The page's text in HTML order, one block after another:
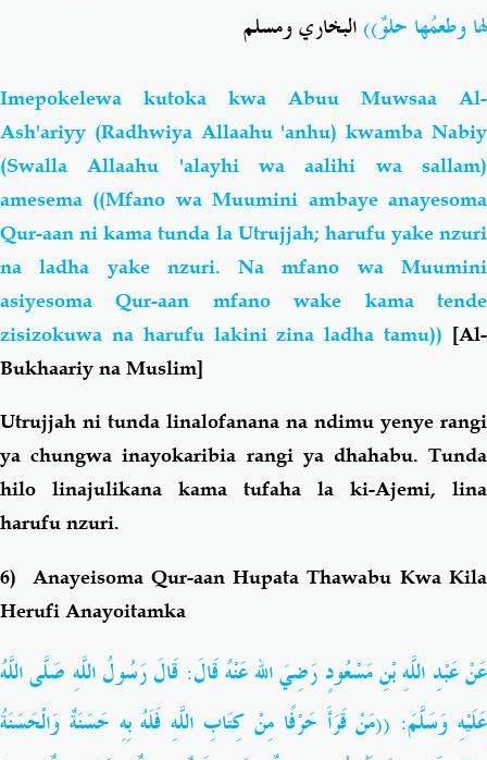
لها وطعمُها حلوٌ))البخاري ومسلم
Imepokelewa kutoka kwa Abuu Muwsaa Al-
Ash'ariyy (Radhwiya Allaahu 'anhu) kwamba Nabiy
(Swalla Allaahu 'alayhi wa aalihi wa sallam)
amesema ((Mfano wa Muumini ambaye anayesoma
Qur-aan ni kama tunda la Utrujjah; harufu yake nzuri
na ladha yake nzuri. Na mfano wa Muumini
asiyesoma Qur-aan mfano wake kama tende
zisizokuwa na harufu lakini zina ladha tamu)) [Al-
Bukhaariy na Muslim]
Utrujjah ni tunda linalofanana na ndimu yenye rangi
ya chungwa inayokaribia rangi ya dhahabu. Tunda
hilo linajulikana kama tufaha la ki-Ajemi, lina
harufu nzuri.
6) Anayeisoma Qur-aan Hupata Thawabu Kwa Kila
Herufi Anayoitamka
عَنْ عَبْدِ اللَّهِ بْنِ مَسْعُودٍ رَضِيَ الله عَنْهُ قَالَ: قَالَ رَسُولُ اللَّهِ صَلَّى اللَّهُ
عَلَيْهِ وَسَلَّمَ: ((مَنْ قَرَأَ حَرْفًا مِنْ كِتَابِ اللَّهِ فَلَهُ بِهِ حَسَنَةٌ وَالْحَسَنَةُ